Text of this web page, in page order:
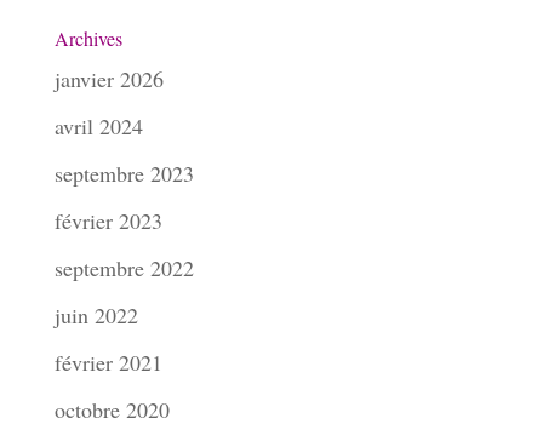
Archives
janvier 2026
avril 2024
septembre 2023
février 2023
septembre 2022
juin 2022
février 2021
octobre 2020